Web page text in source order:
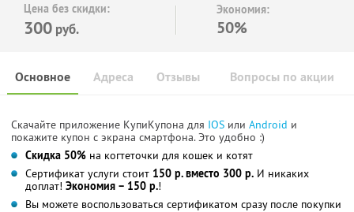
Цена без скидки:
300 руб.
Экономия:
50%
Основное Отзывы Вопросы по акции
Адреса
Скачайте приложение КупиКупона для IOS или Android и
покажите купон с экрана смартфона. Это удобно :)
Скидка 50% на когтеточки для кошек и котят
Сертификат услуги стоит 150 р. вместо 300 р. И никаких
доплат! Экономия – 150 р.!
Вы можете воспользоваться сертификатом сразу после покупки